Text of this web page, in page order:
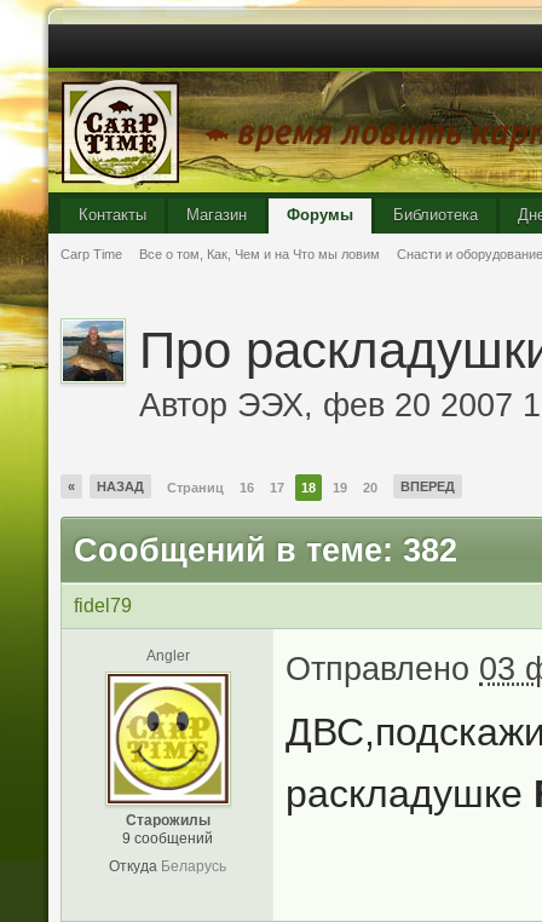
Контакты Магазин Форумы Библиотека
Carp Time Все о том, Как, Чем и на Что мы ловим Снасти и оборудование
Про
Автор ЭЭХ, фев 20 2007
« НАЗАД Страниц 16 17 18 19 20 ВПЕРЕД
Сообщений в теме: 382
fidel79
Angler
Старожилы
9 сообщений
Откуда Беларусь
Отправлено 03
раскладушке